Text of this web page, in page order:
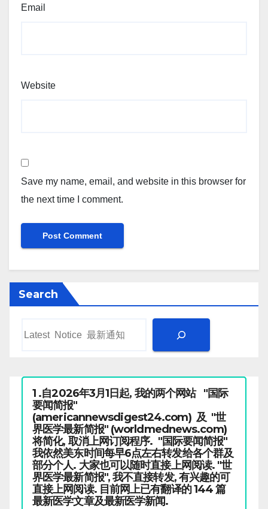
Email
Website
Save my name, email, and website in this browser for
the next time I comment.
Search
1 .自2026年3月1日起, 我的两个网站 "国际
要闻简报"
(americannewsdigest24.com) 及 "世
界医学最新简报" (worldmednews.com)
将简化, 取消上网订阅程序. "国际要闻简报"
我依然美东时间每早6点左右转发给各个群及
部分个人. 大家也可以随时直接上网阅读. "世
界医学最新简报", 我不直接转发, 有兴趣的可
直接上网阅读. 目前网上已有翻译的 144 篇
最新医学文章及最新医学新闻.